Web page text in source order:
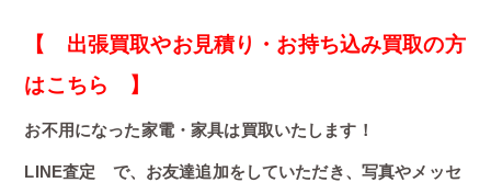
【 出張買取やお見積り・お持ち込み買取の方
はこちら 】
お不用になった家電・家具は買取いたします！
LINE査定 で、お友達追加をしていただき、写真やメッセ